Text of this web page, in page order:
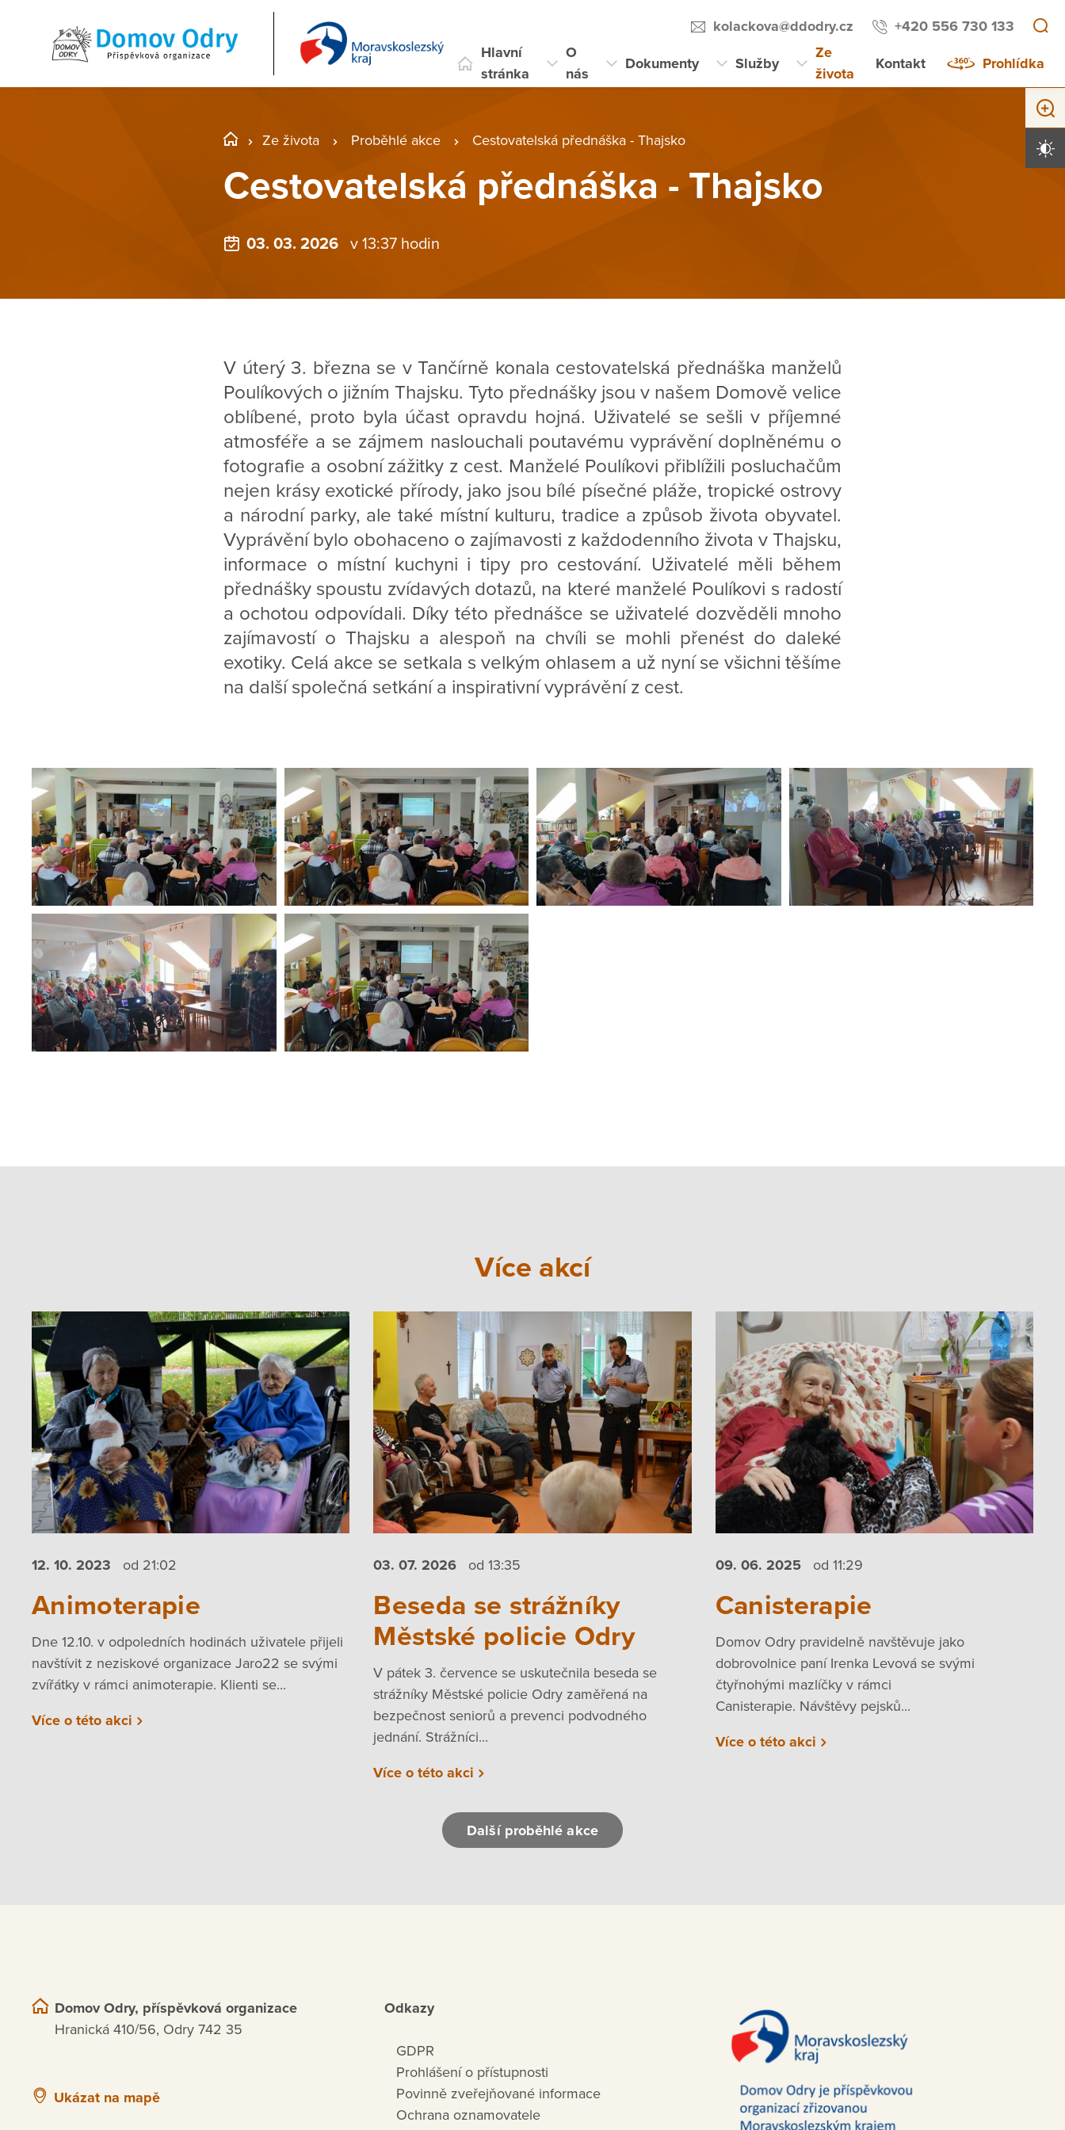
kolackova@ddodry.cz
+420 556 730 133
Hlavní
stránka
O
nás
Dokumenty Služby
Ze
života
Kontakt Prohlídka
Ze života Proběhlé akce Cestovatelská přednáška - Thajsko
Cestovatelská přednáška - Thajsko
03. 03. 2026 v 13:37 hodin
V úterý 3. března se v Tančírně konala cestovatelská přednáška manželů
Poulíkových o jižním Thajsku. Tyto přednášky jsou v našem Domově velice
oblíbené, proto byla účast opravdu hojná. Uživatelé se sešli v příjemné
atmosféře a se zájmem naslouchali poutavému vyprávění doplněnému o
fotografie a osobní zážitky z cest. Manželé Poulíkovi přiblížili posluchačům
nejen krásy exotické přírody, jako jsou bílé písečné pláže, tropické ostrovy
a národní parky, ale také místní kulturu, tradice a způsob života obyvatel.
Vyprávění bylo obohaceno o zajímavosti z každodenního života v Thajsku,
informace o místní kuchyni i tipy pro cestování. Uživatelé měli během
přednášky spoustu zvídavých dotazů, na které manželé Poulíkovi s radostí
a ochotou odpovídali. Díky této přednášce se uživatelé dozvěděli mnoho
zajímavostí o Thajsku a alespoň na chvíli se mohli přenést do daleké
exotiky. Celá akce se setkala s velkým ohlasem a už nyní se všichni těšíme
na další společná setkání a inspirativní vyprávění z cest.
Více akcí
12. 10. 2023 od 21:02
Animoterapie
Dne 12.10. v odpoledních hodinách uživatele přijeli
navštívit z neziskové organizace Jaro22 se svými
zvířátky v rámci animoterapie. Klienti se...
Více o této akci
03. 07. 2026 od 13:35
Beseda se strážníky
Městské policie Odry
V pátek 3. července se uskutečnila beseda se
strážníky Městské policie Odry zaměřená na
bezpečnost seniorů a prevenci podvodného
jednání. Strážníci...
Více o této akci
09. 06. 2025 od 11:29
Canisterapie
Domov Odry pravidelně navštěvuje jako
dobrovolnice paní Irenka Levová se svými
čtyřnohými mazlíčky v rámci
Canisterapie. Návštěvy pejsků...
Více o této akci
Další proběhlé akce
Domov Odry, příspěvková organizace
Hranická 410/56, Odry 742 35
Ukázat na mapě
Odkazy
GDPR
Prohlášení o přístupnosti
Povinně zveřejňované informace
Ochrana oznamovatele